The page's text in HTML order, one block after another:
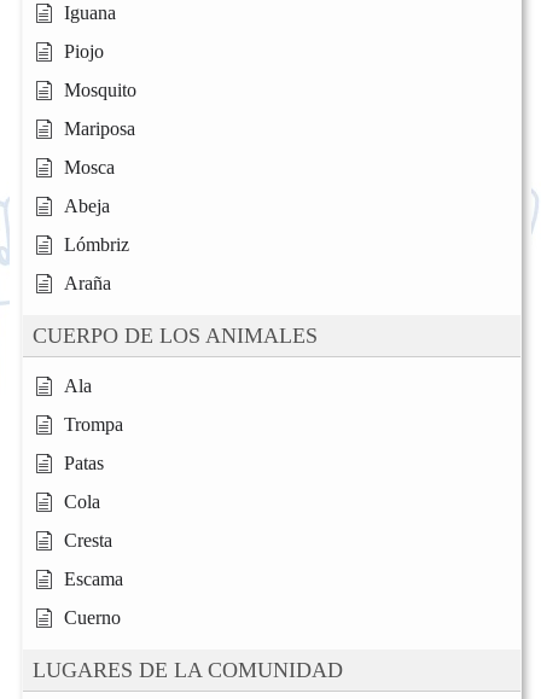
Iguana
Piojo
Mosquito
Mariposa
Mosca
Abeja
Lómbriz
Araña
CUERPO DE LOS ANIMALES
Ala
Trompa
Patas
Cola
Cresta
Escama
Cuerno
LUGARES DE LA COMUNIDAD